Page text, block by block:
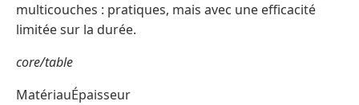
multicouches : pratiques, mais avec une efficacité
limitée sur la durée.
core/table
MatériauÉpaisseur